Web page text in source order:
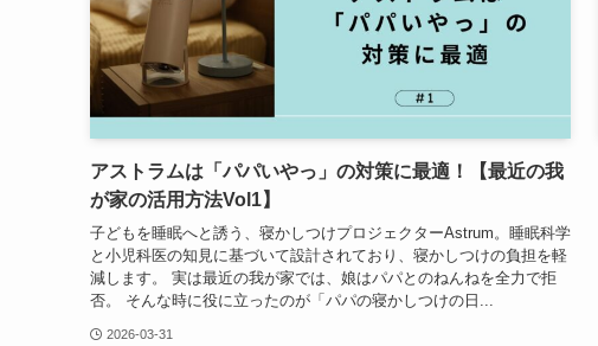
アストラムは「パパいやっ」の対策に最適！【最近の我
が家の活用方法Vol1】
子どもを睡眠へと誘う、寝かしつけプロジェクターAstrum。睡眠科学
と小児科医の知見に基づいて設計されており、寝かしつけの負担を軽
減します。 実は最近の我が家では、娘はパパとのねんねを全力で拒
否。 そんな時に役に立ったのが「パパの寝かしつけの日...
2026-03-31